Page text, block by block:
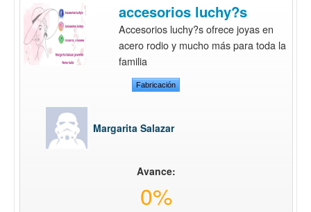
accesorios luchy?s
Accesorios luchy?s ofrece joyas en
acero rodio y mucho más para toda la
familia
Fabricación
Margarita Salazar
Avance:
0%